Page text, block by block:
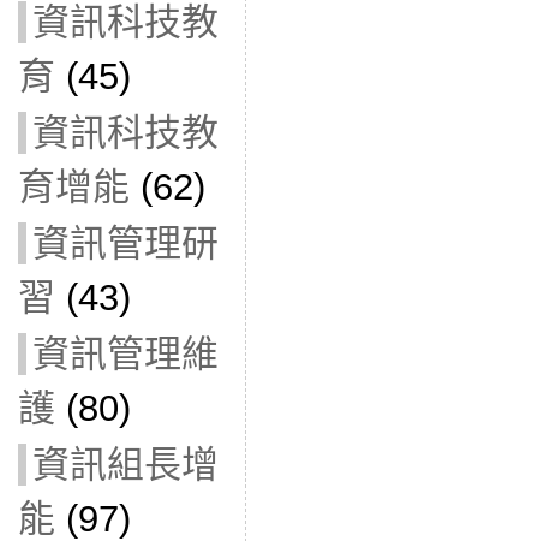
資訊科技教
育 (45)
資訊科技教
育增能 (62)
資訊管理研
習 (43)
資訊管理維
護 (80)
資訊組長增
能 (97)